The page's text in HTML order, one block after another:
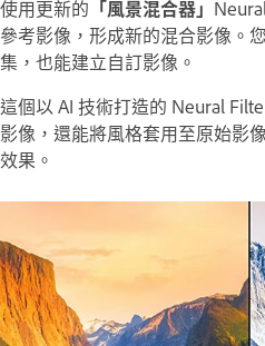
使用更新的 「風景混合器」
參考影像，形成新的混合影像。
集，也能建立自訂影像。
這個以 AI 技術打造的 Neural
影像，還能將風格套用至原始影
效果。